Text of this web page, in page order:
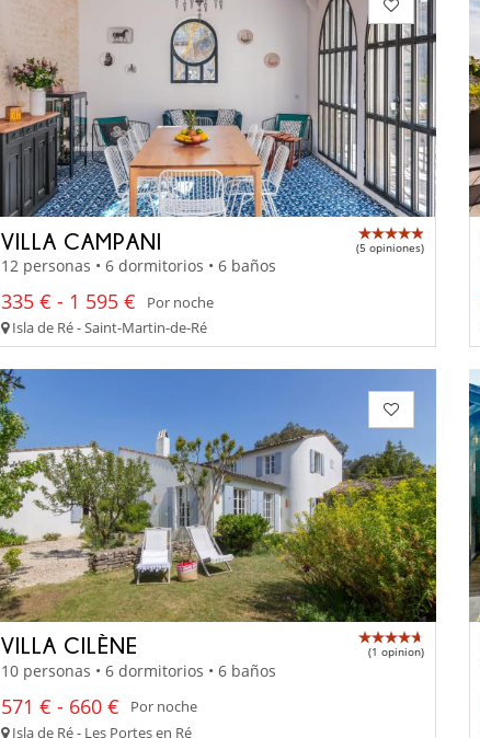
VILLA CAMPANI (5 opiniones)
12 personas • 6 dormitorios • 6 baños
335 € - 1 595 €
Por noche
Isla de Ré - Saint-Martin-de-Ré
VILLA CILÈNE (1 opinion)
10 personas • 6 dormitorios • 6 baños
571 € - 660 €
Por noche
Isla de Ré - Les Portes en Ré